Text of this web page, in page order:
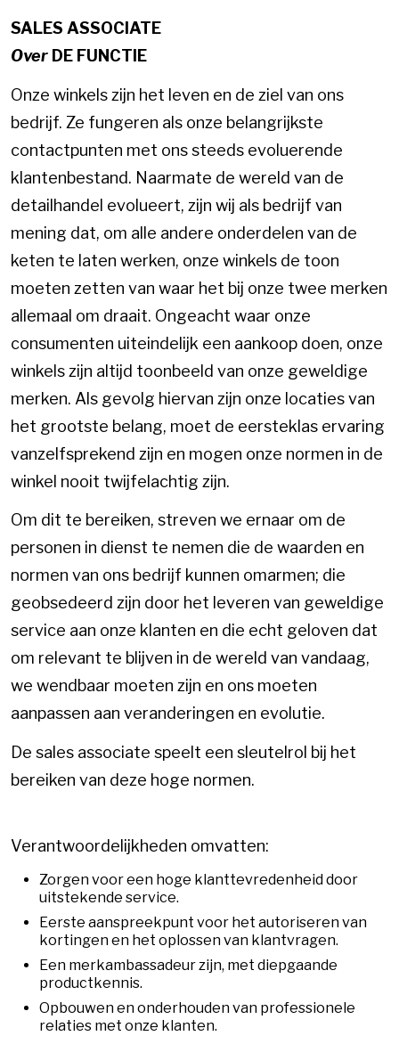
SALES ASSOCIATE
Over DE FUNCTIE
Onze winkels zijn het leven en de ziel van ons
bedrijf. Ze fungeren als onze belangrijkste
contactpunten met ons steeds evoluerende
klantenbestand. Naarmate de wereld van de
detailhandel evolueert, zijn wij als bedrijf van
mening dat, om alle andere onderdelen van de
keten te laten werken, onze winkels de toon
moeten zetten van waar het bij onze twee merken
allemaal om draait. Ongeacht waar onze
consumenten uiteindelijk een aankoop doen, onze
winkels zijn altijd toonbeeld van onze geweldige
merken. Als gevolg hiervan zijn onze locaties van
het grootste belang, moet de eersteklas ervaring
vanzelfsprekend zijn en mogen onze normen in de
winkel nooit twijfelachtig zijn.
Om dit te bereiken, streven we ernaar om de
personen in dienst te nemen die de waarden en
normen van ons bedrijf kunnen omarmen; die
geobsedeerd zijn door het leveren van geweldige
service aan onze klanten en die echt geloven dat
om relevant te blijven in de wereld van vandaag,
we wendbaar moeten zijn en ons moeten
aanpassen aan veranderingen en evolutie.
De sales associate speelt een sleutelrol bij het
bereiken van deze hoge normen.
Verantwoordelijkheden omvatten:
Zorgen voor een hoge klanttevredenheid door
uitstekende service.
Eerste aanspreekpunt voor het autoriseren van
kortingen en het oplossen van klantvragen.
Een merkambassadeur zijn, met diepgaande
productkennis.
Opbouwen en onderhouden van professionele
relaties met onze klanten.